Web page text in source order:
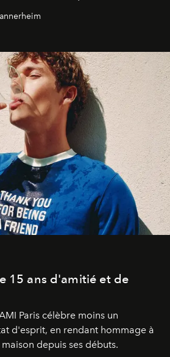
contemporaine en proposant
que personnelle :
15 ans d'amitié et de
Paris célèbre moins un
d'esprit, en rendant hommage à
depuis ses débuts.